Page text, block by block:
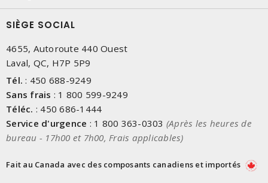
SIÈGE SOCIAL
4655, Autoroute 440 Ouest
Laval, QC, H7P 5P9
Tél. : 450 688-9249
Sans frais : 1 800 599-9249
Téléc. : 450 686-1444
Service d'urgence : 1 800 363-0303 (Après les heures de
bureau - 17h00 et 7h00, Frais applicables)
Fait au Canada avec des composants canadiens et importés